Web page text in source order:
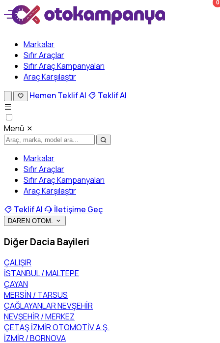
Markalar
Sıfır Araçlar
Sıfır Araç Kampanyaları
Araç Karşılaştır
0
Hemen Teklif Al Teklif Al
Menü
Markalar
Sıfır Araçlar
Sıfır Araç Kampanyaları
Araç Karşılaştır
Teklif Al
İletişime Geç
DAREN OTOM.
Diğer Dacia Bayileri
ÇALIŞIR
İSTANBUL / MALTEPE
ÇAYAN
MERSİN / TARSUS
ÇAĞLAYANLAR NEVŞEHİR
NEVŞEHİR / MERKEZ
ÇETAŞ İZMİR OTOMOTİV A.Ş.
İZMİR / BORNOVA